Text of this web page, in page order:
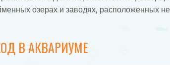
озерах и заводях, расположенных
В АКВАРИУМЕ